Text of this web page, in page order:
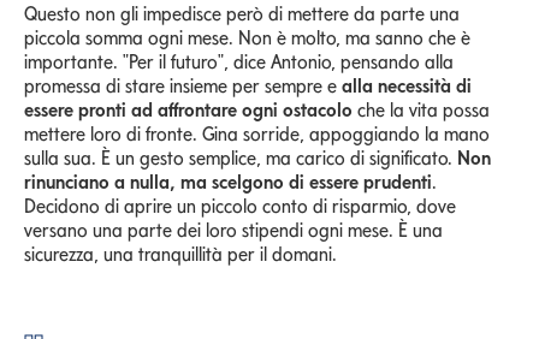
Questo non gli impedisce però di mettere da parte una
piccola somma ogni mese. Non è molto, ma sanno che è
importante. "Per il futuro", dice Antonio, pensando alla
promessa di stare insieme per sempre e alla necessità di
essere pronti ad affrontare ogni ostacolo che la vita possa
mettere loro di fronte. Gina sorride, appoggiando la mano
sulla sua. È un gesto semplice, ma carico di significato. Non
rinunciano a nulla, ma scelgono di essere prudenti.
Decidono di aprire un piccolo conto di risparmio, dove
versano una parte dei loro stipendi ogni mese. È una
sicurezza, una tranquillità per il domani.